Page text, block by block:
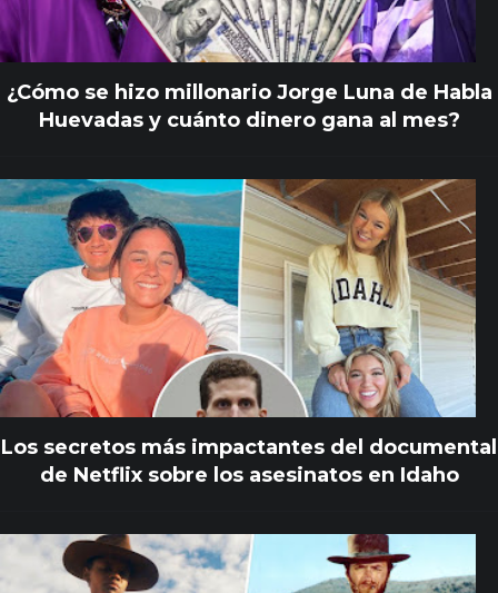
¿Cómo se hizo millonario Jorge Luna de Habla
Huevadas y cuánto dinero gana al mes?
Los secretos más impactantes del documental
de Netflix sobre los asesinatos en Idaho